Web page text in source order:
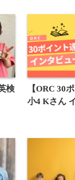
検
【ORC 30
小4 Kさん